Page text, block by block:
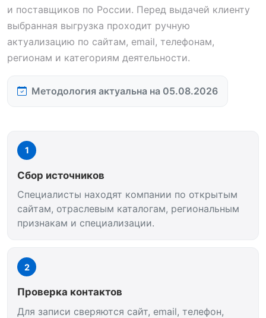
и поставщиков по России. Перед выдачей клиенту
выбранная выгрузка проходит ручную
актуализацию по сайтам, email, телефонам,
регионам и категориям деятельности.
Методология актуальна на 05.08.2026
1
Сбор источников
Специалисты находят компании по открытым
сайтам, отраслевым каталогам, региональным
признакам и специализации.
2
Проверка контактов
Для записи сверяются сайт, email, телефон,